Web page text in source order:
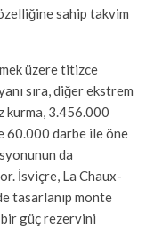
sahip takvim
üzere titizce
sıra, diğer ekstrem
kurma, 3.456.000
60.000 darbe ile öne
da
İsviçre, La Chaux-
tasarlanıp monte
güç rezervini